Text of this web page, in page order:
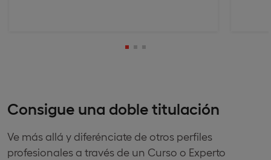
Consigue una doble titulación
Ve más allá y diferénciate de otros perfiles
profesionales a través de un Curso o Experto